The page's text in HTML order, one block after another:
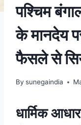
पश्चिम
के मानदेय
फैसले से
By sunegaindia
धार्मिक